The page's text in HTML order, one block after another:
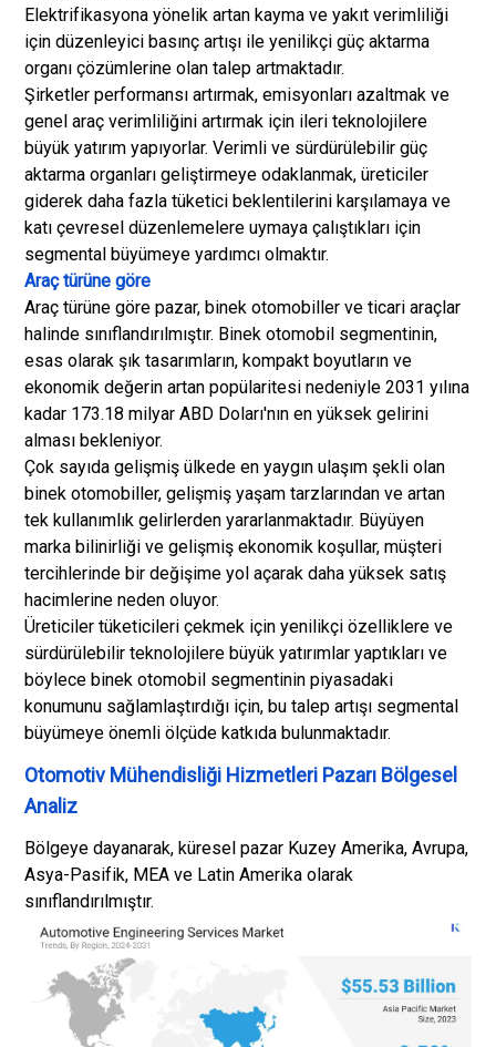
Elektrifikasyona yönelik artan kayma ve yakıt verimliliği
için düzenleyici basınç artışı ile yenilikçi güç aktarma
organı çözümlerine olan talep artmaktadır.
Şirketler performansı artırmak, emisyonları azaltmak ve
genel araç verimliliğini artırmak için ileri teknolojilere
büyük yatırım yapıyorlar. Verimli ve sürdürülebilir güç
aktarma organları geliştirmeye odaklanmak, üreticiler
giderek daha fazla tüketici beklentilerini karşılamaya ve
katı çevresel düzenlemelere uymaya çalıştıkları için
segmental büyümeye yardımcı olmaktır.
Araç türüne göre
Araç türüne göre pazar, binek otomobiller ve ticari araçlar
halinde sınıflandırılmıştır. Binek otomobil segmentinin,
esas olarak şık tasarımların, kompakt boyutların ve
ekonomik değerin artan popülaritesi nedeniyle 2031 yılına
kadar 173.18 milyar ABD Doları'nın en yüksek gelirini
alması bekleniyor.
Çok sayıda gelişmiş ülkede en yaygın ulaşım şekli olan
binek otomobiller, gelişmiş yaşam tarzlarından ve artan
tek kullanımlık gelirlerden yararlanmaktadır. Büyüyen
marka bilinirliği ve gelişmiş ekonomik koşullar, müşteri
tercihlerinde bir değişime yol açarak daha yüksek satış
hacimlerine neden oluyor.
Üreticiler tüketicileri çekmek için yenilikçi özelliklere ve
sürdürülebilir teknolojilere büyük yatırımlar yaptıkları ve
böylece binek otomobil segmentinin piyasadaki
konumunu sağlamlaştırdığı için, bu talep artışı segmental
büyümeye önemli ölçüde katkıda bulunmaktadır.
Otomotiv Mühendisliği Hizmetleri Pazarı Bölgesel
Analiz
Bölgeye dayanarak, küresel pazar Kuzey Amerika, Avrupa,
Asya-Pasifik, MEA ve Latin Amerika olarak
sınıflandırılmıştır.